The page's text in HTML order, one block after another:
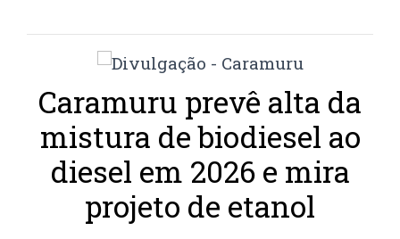
Caramuru prevê alta da
mistura de biodiesel ao
diesel em 2026 e mira
projeto de etanol